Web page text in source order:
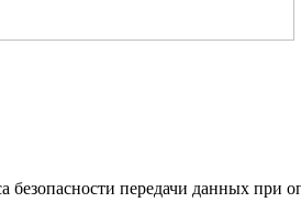
безопасности передачи данных при